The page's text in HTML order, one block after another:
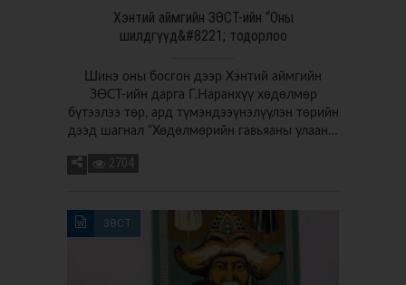
Хэнтий аймгийн ЗӨСТ-ийн “Оны
шилдгүүд&#8221; тодорлоо
Шинэ оны босгон дээр Хэнтий аймгийн
ЗӨСТ-ийн дарга Г.Наранхүү хөдөлмөр
бүтээлээ төр, ард түмэндээүнэлүүлэн төрийн
дээд шагнал “Хөдөлмөрийн гавьяаны улаан…
2704
ЗӨСТ